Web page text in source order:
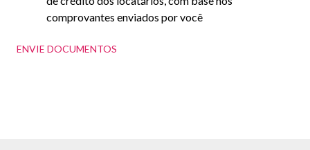
comprovantes enviados por você
ENVIE DOCUMENTOS